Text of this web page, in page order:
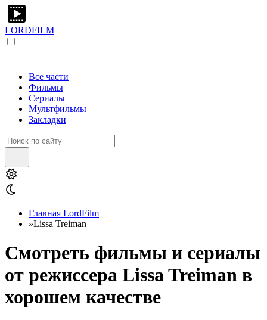
LORDFILM
Все части
Фильмы
Сериалы
Мультфильмы
Закладки
Главная LordFilm
»Lissa Treiman
Смотреть фильмы и сериалы
от режиссера Lissa Treiman в
хорошем качестве